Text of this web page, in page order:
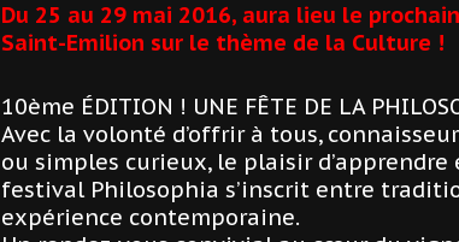
Du 25 au 29 mai 2016, aura lieu le
Saint-Emilion sur le thème de la Culture !
10ème ÉDITION ! UNE FÊTE DE LA
Avec la volonté d’offrir à tous,
ou simples curieux, le plaisir d’apprendre
festival Philosophia s’inscrit entre
expérience contemporaine.